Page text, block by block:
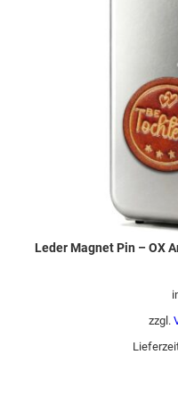
Leder Magnet Pin – OX
zzgl.